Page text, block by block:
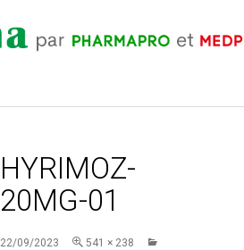
HYRIMOZ-
20MG-01
22/09/2023
541 × 238